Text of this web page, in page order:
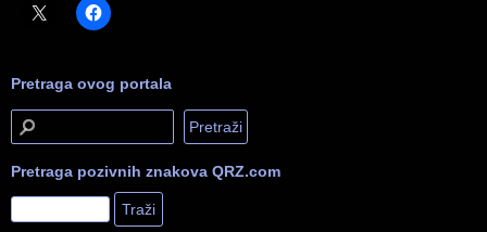
Pretraga ovog portala
Pretraga pozivnih znakova QRZ.com